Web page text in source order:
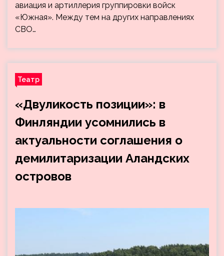
авиация и артиллерия группировки войск
«Южная». Между тем на других направлениях
СВО…
Театр
«Двуликость позиции»: в
Финляндии усомнились в
актуальности соглашения о
демилитаризации Аландских
островов